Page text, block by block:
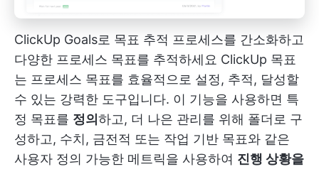
ClickUp Goals로 목표 추적 프로세스를 간소화하고
다양한 프로세스 목표를 추적하세요 ClickUp 목표
는 프로세스 목표를 효율적으로 설정, 추적, 달성할
수 있는 강력한 도구입니다. 이 기능을 사용하면 특
정 목표를 정의하고, 더 나은 관리를 위해 폴더로 구
성하고, 수치, 금전적 또는 작업 기반 목표와 같은
사용자 정의 가능한 메트릭을 사용하여 진행 상황을